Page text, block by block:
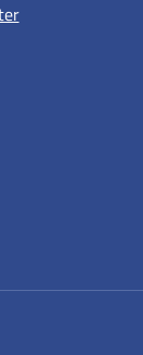
in una nuova